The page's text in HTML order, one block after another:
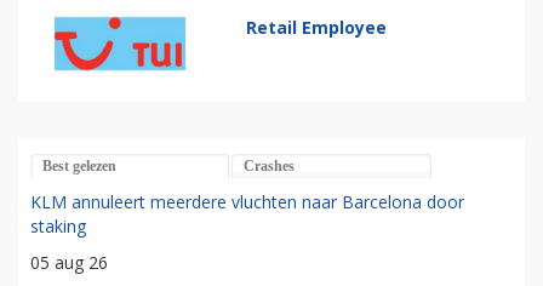
Retail Employee
Best gelezen Crashes
KLM annuleert meerdere vluchten naar Barcelona door
staking
05 aug 26